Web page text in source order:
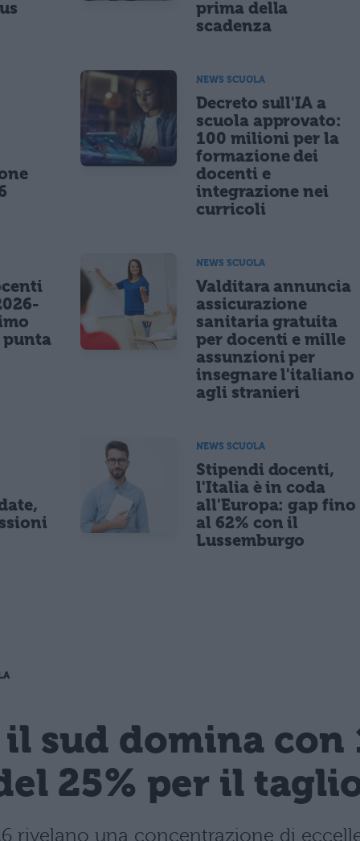
prima della
scadenza
NEWS SCUOLA
Decreto sull'IA a
scuola approvato:
100 milioni per la
formazione dei
docenti e
integrazione nei
curricoli
punta
NEWS SCUOLA
Valditara annuncia
assicurazione
sanitaria gratuita
per docenti e mille
assunzioni per
insegnare l'italiano
agli stranieri
NEWS SCUOLA
Stipendi docenti,
l'Italia è in coda
all'Europa: gap fino
al 62% con il
Lussemburgo
sud domina con
25% per il
rivelano una concentrazione di